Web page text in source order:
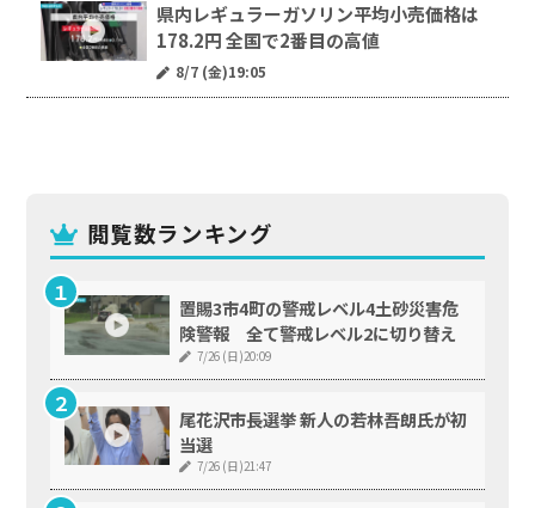
閲覧数ランキング
置賜3市4町の警戒レベル4土砂災害危
険警報 全て警戒レベル2に切り替え
7/26 (日)20:09
尾花沢市長選挙 新人の若林吾朗氏が初
当選
7/26 (日)21:47
県内レギュラーガソリン平均小売価格は
178.2円 全国で2番目の高値
8/7 (金)19:05